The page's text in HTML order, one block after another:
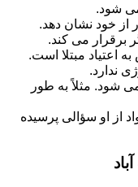
شود.
از خود نشان دهد.
برقرار می کند.
اعتیاد مبتلا است.
ندارد.
شود. مثلاً به طور
از او سؤالی پرسیده